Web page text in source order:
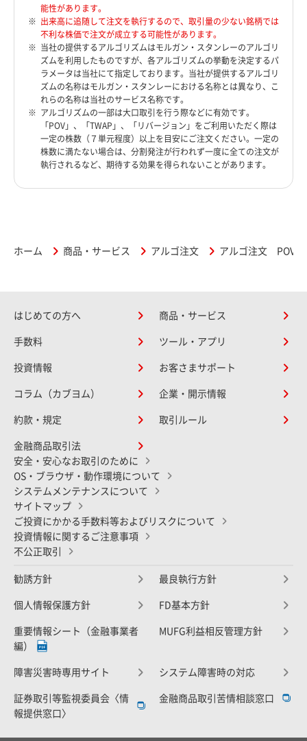
能性があります。
出来高に追随して注文を執行するので、取引量の少ない銘柄では
不利な株価で注文が成立する可能性があります。
当社の提供するアルゴリズムはモルガン・スタンレーのアルゴリ
ズムを利用したものですが、各アルゴリズムの挙動を決定するパ
ラメータは当社にて指定しております。当社が提供するアルゴリ
ズムの名称はモルガン・スタンレーにおける名称とは異なり、こ
れらの名称は当社のサービス名称です。
アルゴリズムの一部は大口取引を行う際などに有効です。
「POV」、「TWAP」、「リバージョン」をご利用いただく際は
一定の株数（７単元程度）以上を目安にご注文ください。一定の
株数に満たない場合は、分割発注が行われず一度に全ての注文が
執行されるなど、期待する効果を得られないことがあります。
ホーム 商品・サービス アルゴ注文 アルゴ注文
はじめての方へ 商品・サービス
手数料 ツール・アプリ
投資情報 お客さまサポート
コラム（カブヨム） 企業・開示情報
約款・規定 取引ルール
金融商品取引法
安全・安心なお取引のために
OS・ブラウザ・動作環境について
システムメンテナンスについて
サイトマップ
ご投資にかかる手数料等およびリスクについて
投資情報に関するご注意事項
不公正取引
勧誘方針 最良執行方針
個人情報保護方針 FD基本方針
重要情報シート（金融事業者
編）
MUFG利益相反管理方針
障害災害時専用サイト システム障害時の対応
証券取引等監視委員会〈情
報提供窓口〉
金融商品取引苦情相談窓口